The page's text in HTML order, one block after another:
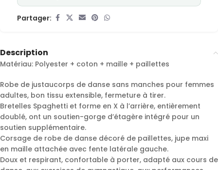
Partager:
Description
Matériau: Polyester + coton + maille + paillettes
Robe de justaucorps de danse sans manches pour femmes
adultes, bon tissu extensible, fermeture à tirer.
Bretelles Spaghetti et forme en X à l’arrière, entièrement
doublé, ont un soutien-gorge d’étagère intégré pour un
soutien supplémentaire.
Corsage de robe de danse décoré de paillettes, jupe maxi
en maille attachée avec fente latérale gauche.
Doux et respirant, confortable à porter, adapté aux cours de